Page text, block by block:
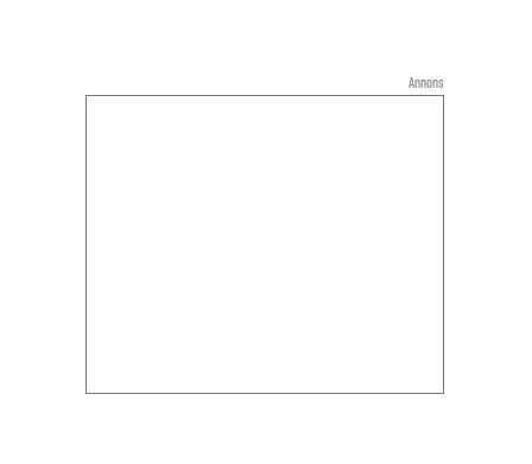
Annons